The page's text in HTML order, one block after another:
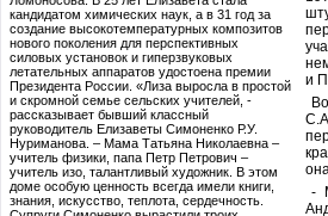
кандидатом химических наук, а в 31 год за
создание высокотемпературных композитов
нового поколения для перспективных
силовых установок и гиперзвуковых
летательных аппаратов удостоена премии
Президента России. «Лиза выросла в простой
и скромной семье сельских учителей, -
рассказывает бывший классный
руководитель Елизаветы Симоненко Р.У.
Нуриманова. – Мама Татьяна Николаевна –
учитель физики, папа Петр Петрович –
учитель изо, талантливый художник. В этом
доме особую ценность всегда имели книги,
знания, искусство, теплота, сердечность.
и
-